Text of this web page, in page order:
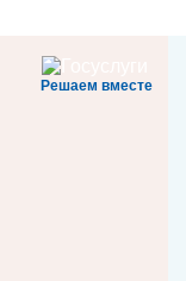
Решаем вместе